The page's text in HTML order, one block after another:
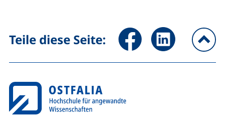
Teile diese Seite: Seite über Facebook teilen
Seite über